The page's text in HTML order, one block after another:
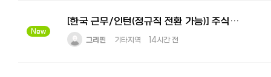
New
[한국 근무/인턴(정규직 전환 가능)] 주식회사 그리핀 - 일본사업 지원 인턴
그리핀 기타지역 14시간 전